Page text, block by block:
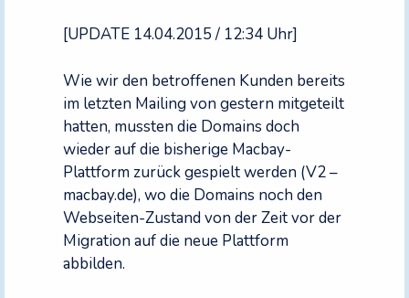
[UPDATE 14.04.2015 / 12:34 Uhr]
Wie wir den betroffenen Kunden bereits
im letzten Mailing von gestern mitgeteilt
hatten, mussten die Domains doch
wieder auf die bisherige Macbay-
Plattform zurück gespielt werden (V2 –
macbay.de), wo die Domains noch den
Webseiten-Zustand von der Zeit vor der
Migration auf die neue Plattform
abbilden.